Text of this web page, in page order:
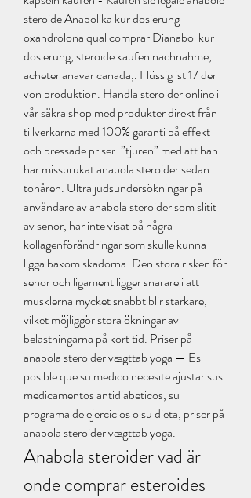
steroide Anabolika kur dosierung
oxandrolona qual comprar Dianabol kur
dosierung, steroide kaufen nachnahme,
acheter anavar canada,. Flüssig ist 17 der
von produktion. Handla steroider online i
vår säkra shop med produkter direkt från
tillverkarna med 100% garanti på effekt
och pressade priser. ”tjuren” med att han
har missbrukat anabola steroider sedan
tonåren. Ultraljudsundersökningar på
användare av anabola steroider som slitit
av senor, har inte visat på några
kollagenförändringar som skulle kunna
ligga bakom skadorna. Den stora risken för
senor och ligament ligger snarare i att
musklerna mycket snabbt blir starkare,
vilket möjliggör stora ökningar av
belastningarna på kort tid. Priser på
anabola steroider vægttab yoga — Es
posible que su medico necesite ajustar sus
medicamentos antidiabeticos, su
programa de ejercicios o su dieta, priser på
anabola steroider vægttab yoga.
Anabola steroider vad är
onde comprar esteroides